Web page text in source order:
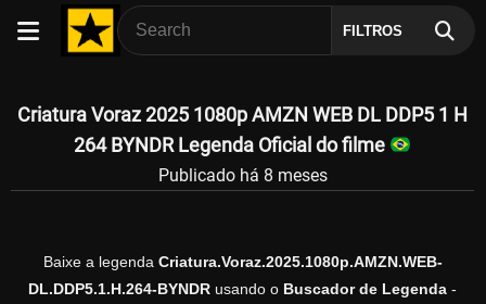
FILTROS
Criatura Voraz 2025 1080p AMZN WEB DL DDP5 1 H
264 BYNDR Legenda Oficial do filme
Publicado há 8 meses
Baixe a legenda Criatura.Voraz.2025.1080p.AMZN.WEB-
DL.DDP5.1.H.264-BYNDR usando o Buscador de Legenda -